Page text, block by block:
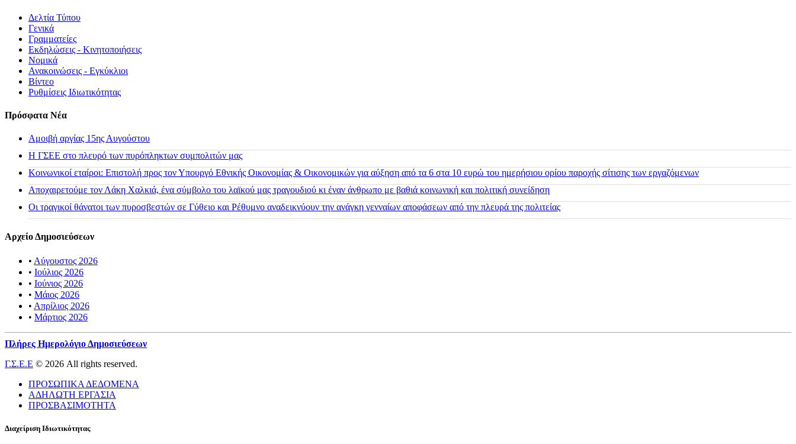
Δελτία Τύπου
Γενικά
Γραμματείες
Εκδηλώσεις - Κινητοποιήσεις
Νομικά
Ανακοινώσεις - Εγκύκλιοι
Βίντεο
Ρυθμίσεις Ιδιωτικότητας
Πρόσφατα Νέα
Αμοιβή αργίας 15ης Αυγούστου
H ΓΣΕΕ στο πλευρό των πυρόπληκτων συμπολιτών μας
Κοινωνικοί εταίροι: Επιστολή προς τον Υπουργό Εθνικής Οικονομίας & Οικονομικών για αύξηση από τα 6 στα 10 ευρώ του ημερήσιου ορίου παροχής σίτισης των εργαζόμενων
Αποχαιρετούμε τον Λάκη Χαλκιά, ένα σύμβολο του λαϊκού μας τραγουδιού κι έναν άνθρωπο με βαθιά κοινωνική και πολιτική συνείδηση
Οι τραγικοί θάνατοι των πυροσβεστών σε Γύθειο και Ρέθυμνο αναδεικνύουν την ανάγκη γενναίων αποφάσεων από την πλευρά της πολιτείας
Αρχείο Δημοσιεύσεων
• Αύγουστος 2026
• Ιούλιος 2026
• Ιούνιος 2026
• Μάιος 2026
• Απρίλιος 2026
• Μάρτιος 2026
Πλήρες Ημερολόγιο Δημοσιεύσεων
Γ.Σ.Ε.Ε © 2026 All rights reserved.
ΠΡΟΣΩΠΙΚΑ ΔΕΔΟΜΕΝΑ
ΑΔΗΛΩΤΗ ΕΡΓΑΣΙΑ
ΠΡΟΣΒΑΣΙΜΟΤΗΤΑ
Διαχείριση Ιδιωτικότητας